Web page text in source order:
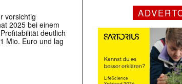
vorsichtig
2025 bei einem
deutlich
Mio. Euro und lag